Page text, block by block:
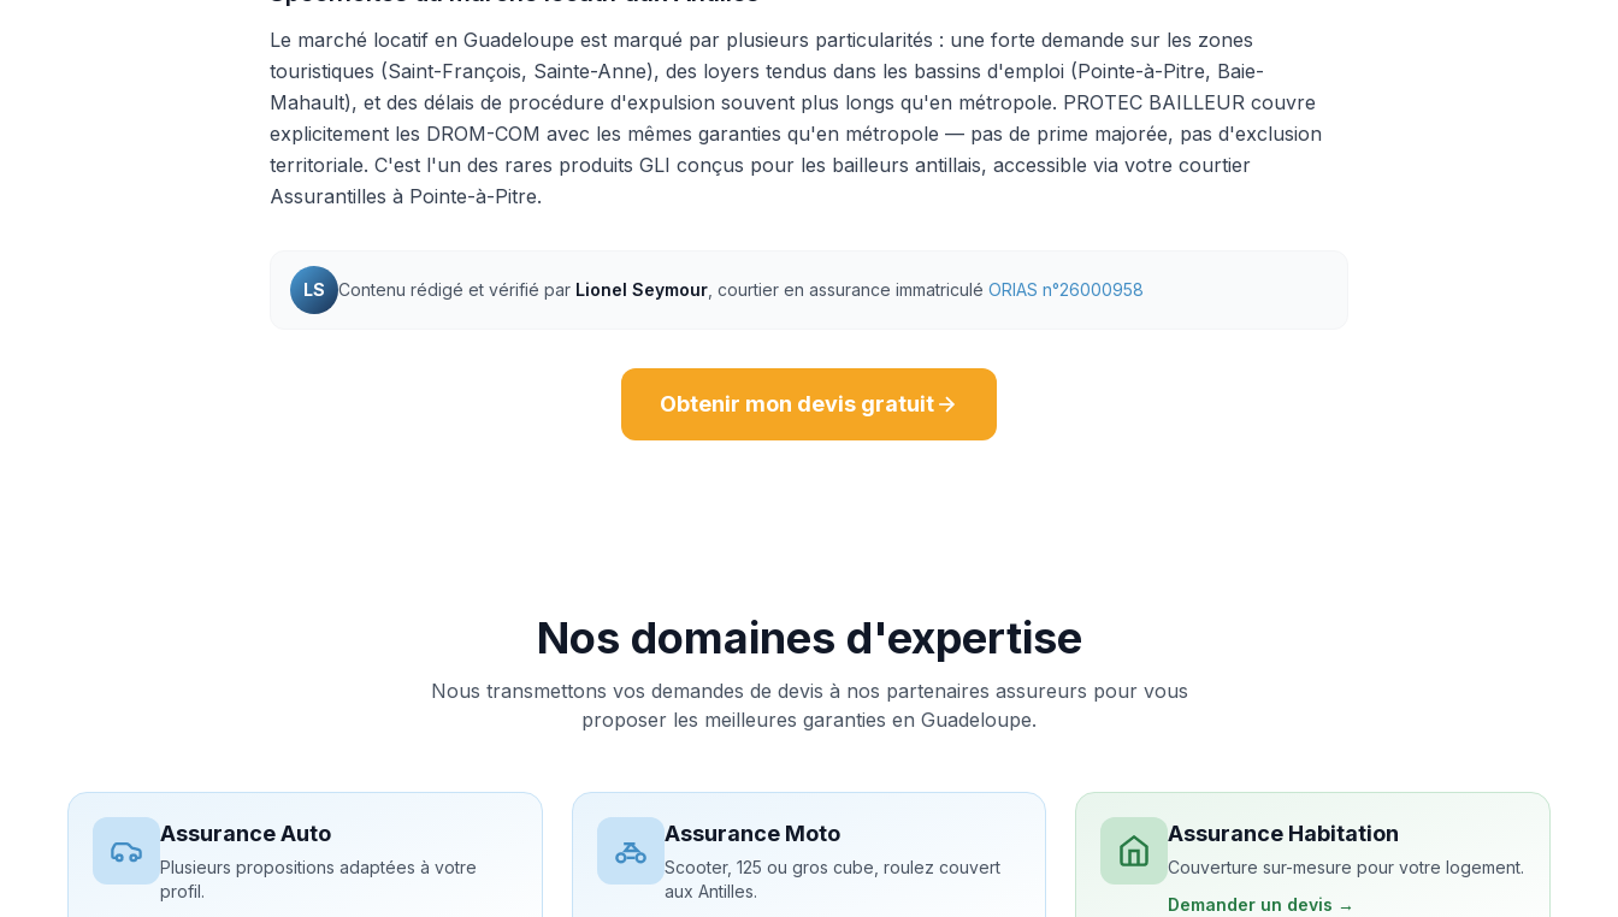
Le marché locatif en Guadeloupe est marqué par plusieurs particularités : une forte demande sur les zones
touristiques (Saint-François, Sainte-Anne), des loyers tendus dans les bassins d'emploi (Pointe-à-Pitre, Baie-
Mahault), et des délais de procédure d'expulsion souvent plus longs qu'en métropole. PROTEC BAILLEUR couvre
explicitement les DROM-COM avec les mêmes garanties qu'en métropole — pas de prime majorée, pas d'exclusion
territoriale. C'est l'un des rares produits GLI conçus pour les bailleurs antillais, accessible via votre courtier
Assurantilles à Pointe-à-Pitre.
LS Contenu rédigé et vérifié par Lionel Seymour , courtier en assurance immatriculé ORIAS n°26000958
Obtenir mon devis gratuit
Nos domaines d'expertise
Nous transmettons vos demandes de devis à nos partenaires assureurs pour vous
proposer les meilleures garanties en Guadeloupe.
Assurance Auto
Plusieurs propositions adaptées à votre
profil.
Assurance Moto
Scooter, 125 ou gros cube, roulez couvert
aux Antilles.
Assurance Habitation
Couverture sur-mesure pour votre logement.
Demander un devis →